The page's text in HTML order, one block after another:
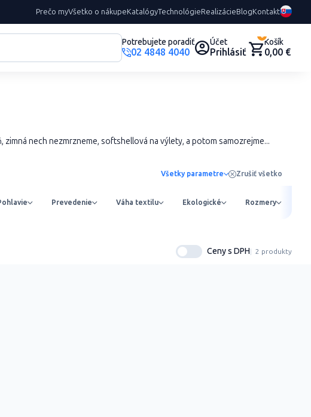
Prečo myVšetko o nákupeKatalógyTechnológieRealizácieBlogKontakt
Potrebujete poradiť
02 4848 4040
Účet
Prihlásiť
0
Košík
0,00 €
nech nezmrzneme, softshellová na výlety, a potom samozrejme...
Všetky parametre Zrušiť všetko
Prevedenie Váha textilu Ekologické Rozmery
Ceny s DPH 2 produkty